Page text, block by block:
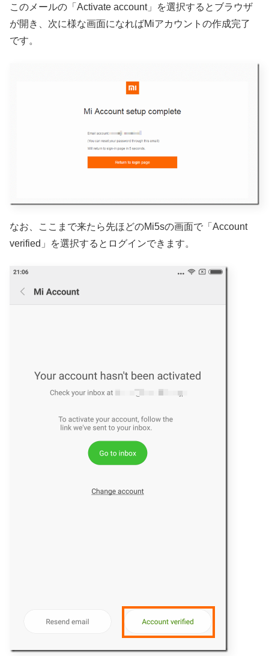
このメールの「Activate account」を選択するとブラウザ
が開き、次に様な画面になればMiアカウントの作成完了
です。
なお、ここまで来たら先ほどのMi5sの画面で「Account
verified」を選択するとログインできます。